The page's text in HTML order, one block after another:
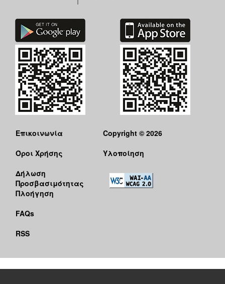
Επικοινωνία
Όροι Χρήσης
Δήλωση
Προσβασιμότητας
Πλοήγηση
FAQs
RSS
Copyright © 2026
Υλοποίηση